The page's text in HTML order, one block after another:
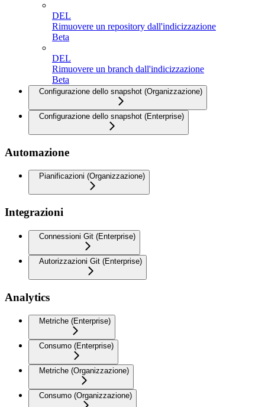
DEL
Rimuovere un repository dall'indicizzazione
Beta
DEL
Rimuovere un branch dall'indicizzazione
Beta
Configurazione dello snapshot (Organizzazione)
Configurazione dello snapshot (Enterprise)
Automazione
Pianificazioni (Organizzazione)
Integrazioni
Connessioni Git (Enterprise)
Autorizzazioni Git (Enterprise)
Analytics
Metriche (Enterprise)
Consumo (Enterprise)
Metriche (Organizzazione)
Consumo (Organizzazione)